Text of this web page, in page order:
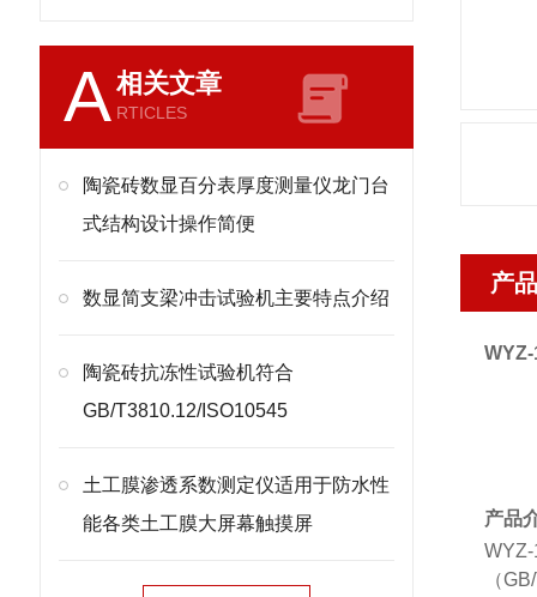
A相关文章
RTICLES
陶瓷砖数显百分表厚度测量仪龙门台
式结构设计操作简便
​数显简支梁冲击试验机主要特点介绍
陶瓷砖抗冻性试验机符合
GB/T3810.12/ISO10545
土工膜渗透系数测定仪适用于防水性
能各类土工膜大屏幕触摸屏
产
产品
（